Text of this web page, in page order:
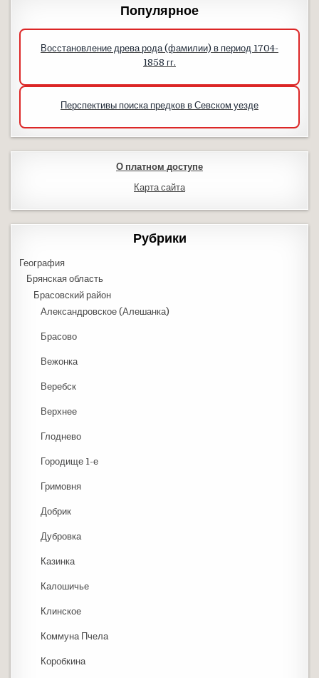
Популярное
Восстановление древа рода (фамилии) в период 1704-
1858 гг.
Перспективы поиска предков в Севском уезде
О платном доступе
Карта сайта
Рубрики
География
Брянская область
Брасовский район
Александровское (Алешанка)
Брасово
Вежонка
Веребск
Верхнее
Глоднево
Городище 1-е
Гримовня
Добрик
Дубровка
Казинка
Калошичье
Клинское
Коммуна Пчела
Коробкина